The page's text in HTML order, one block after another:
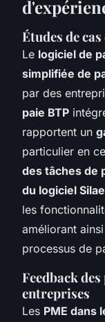
Études de
Le logiciel de
simplifiée de
par des
paie BTP
rapportent un
particulier en
des tâches de
du logiciel Silae
les
améliorant
processus de
Feedback
entreprises
Les PME dans